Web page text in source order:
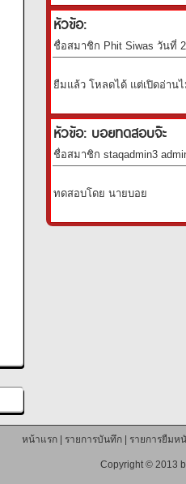
หัวข้อ:
ชื่อสมาชิก Phit Siwas วันที่
ยืมแล้ว โหลดได้ แต่เปิดอ่านไ
หัวข้อ: บอยทดสอบจ๊ะ
ชื่อสมาชิก staqadmin3
ทดสอบโดย นายบอย
หน้าแรก| รายการบันทึก| รายการยืมห
Copyright © 2013